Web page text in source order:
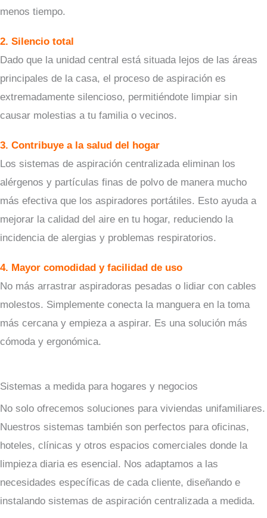
menos tiempo.
2. Silencio total
Dado que la unidad central está situada lejos de las áreas
principales de la casa, el proceso de aspiración es
extremadamente silencioso, permitiéndote limpiar sin
causar molestias a tu familia o vecinos.
3. Contribuye a la salud del hogar
Los sistemas de aspiración centralizada eliminan los
alérgenos y partículas finas de polvo de manera mucho
más efectiva que los aspiradores portátiles. Esto ayuda a
mejorar la calidad del aire en tu hogar, reduciendo la
incidencia de alergias y problemas respiratorios.
4. Mayor comodidad y facilidad de uso
No más arrastrar aspiradoras pesadas o lidiar con cables
molestos. Simplemente conecta la manguera en la toma
más cercana y empieza a aspirar. Es una solución más
cómoda y ergonómica.
Sistemas a medida para hogares y negocios
No solo ofrecemos soluciones para viviendas unifamiliares.
Nuestros sistemas también son perfectos para oficinas,
hoteles, clínicas y otros espacios comerciales donde la
limpieza diaria es esencial. Nos adaptamos a las
necesidades específicas de cada cliente, diseñando e
instalando sistemas de aspiración centralizada a medida.